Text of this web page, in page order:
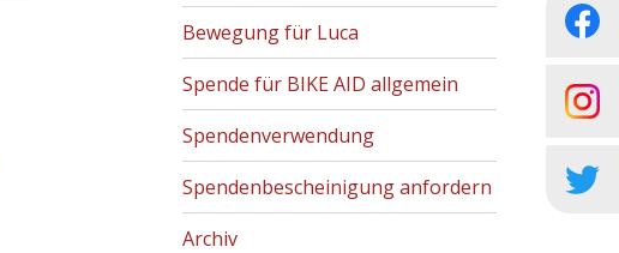
Bewegung für Luca
Spende für BIKE AID allgemein
Spendenverwendung
Spendenbescheinigung anfordern
Archiv